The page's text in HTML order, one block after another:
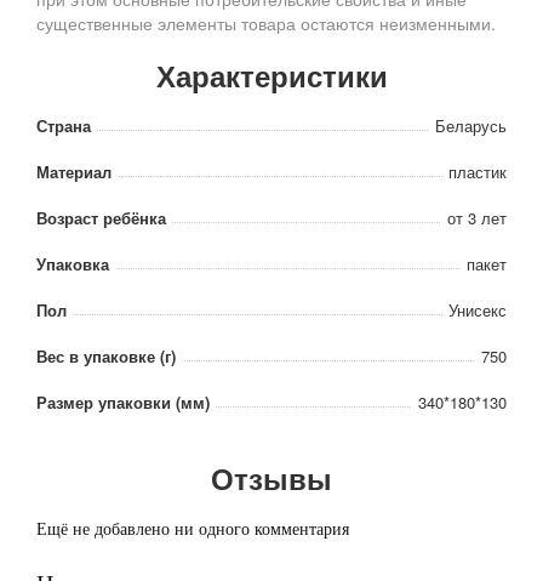
существенные элементы товара остаются неизменными.
Характеристики
Страна
Беларусь
Материал
пластик
Возраст ребёнка
от 3 лет
Упаковка
пакет
Пол
Унисекс
Вес в упаковке (г)
750
Размер упаковки (мм)
340*180*130
Отзывы
Ещё не добавлено ни одного комментария